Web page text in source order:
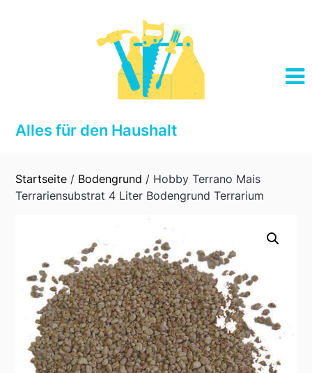
Alles für den Haushalt
Startseite / Bodengrund / Hobby Terrano Mais
Terrariensubstrat 4 Liter Bodengrund Terrarium